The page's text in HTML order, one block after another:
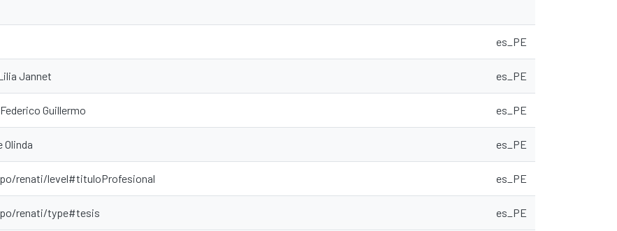
es_PE
Jannet es_PE
Guillermo es_PE
Olinda es_PE
renati/level#tituloProfesional es_PE
renati/type#tesis es_PE